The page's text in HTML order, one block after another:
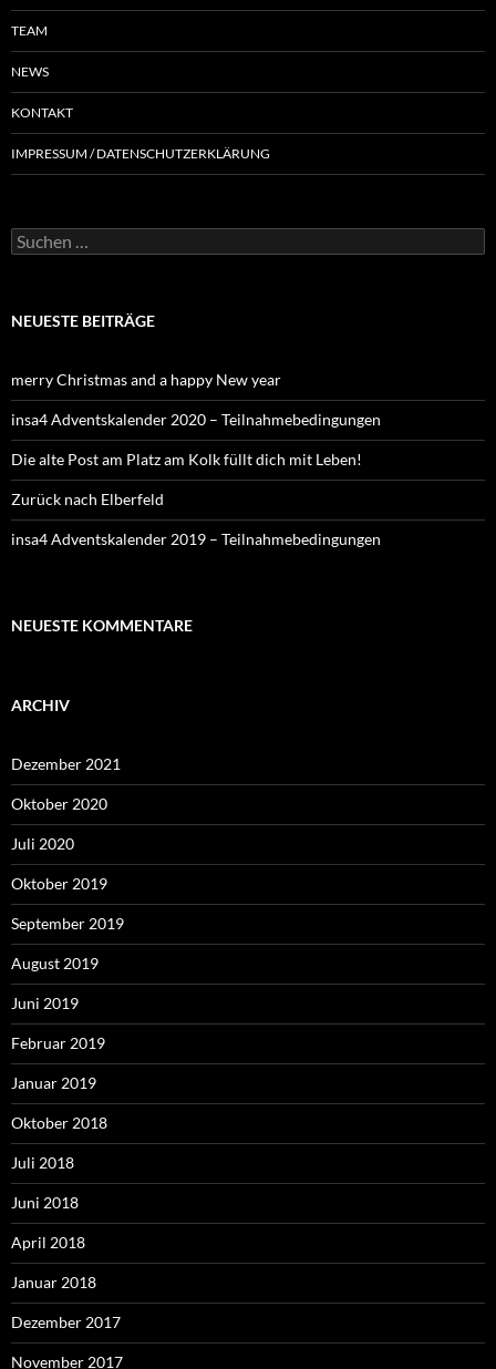
TEAM
NEWS
KONTAKT
IMPRESSUM / DATENSCHUTZERKLÄRUNG
NEUESTE BEITRÄGE
merry Christmas and a happy New year
insa4 Adventskalender 2020 – Teilnahmebedingungen
Die alte Post am Platz am Kolk füllt dich mit Leben!
Zurück nach Elberfeld
insa4 Adventskalender 2019 – Teilnahmebedingungen
NEUESTE KOMMENTARE
ARCHIV
Dezember 2021
Oktober 2020
Juli 2020
Oktober 2019
September 2019
August 2019
Juni 2019
Februar 2019
Januar 2019
Oktober 2018
Juli 2018
Juni 2018
April 2018
Januar 2018
Dezember 2017
November 2017